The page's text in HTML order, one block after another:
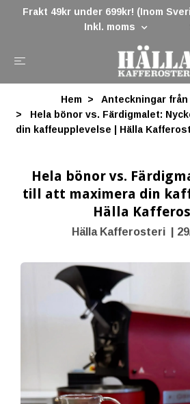
Frakt 49kr under 699kr! (Inom
Inkl. moms
Hem
Anteckningar
Hela bönor vs. Färdigmalet:
din kaffeupplevelse | Hälla
Hela bönor vs.
till att maximera din
Hälla
Hälla Kafferosteri